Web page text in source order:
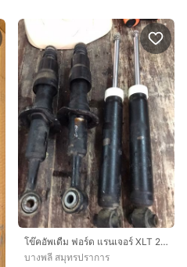
โข๊คอัพเดืม ฟอร์ด แรนเจอร์ XLT 2019 หน้า-หลัง ใข้งานปกติ โข๊คอัพ เดิม ford Everest 3.2 หน้า-หลัง ใข้งานปกติ 0972651951คู่ละ1000.-
บางพลี สมุทรปราการ